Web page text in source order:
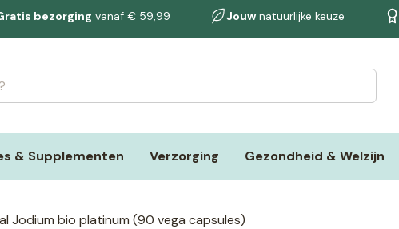
bezorging vanaf € 59,99 Jouwnatuurlijke keuze
& Supplementen Verzorging Gezondheid & Welzijn
Jodium bio platinum (90 vega capsules)